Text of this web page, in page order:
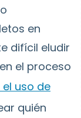
en
difícil eludir
el proceso
uso de
quién